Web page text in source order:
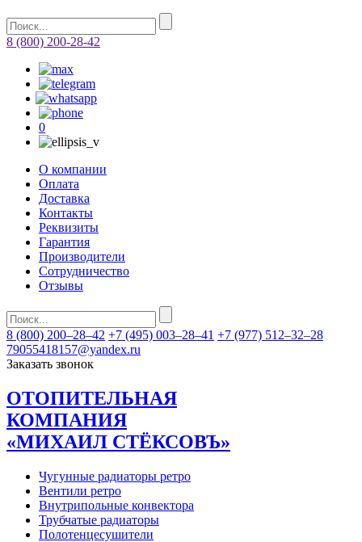
8 (800) 200-28-42
0
О компании
Оплата
Доставка
Контакты
Реквизиты
Гарантия
Производители
Сотрудничество
Отзывы
8 (800) 200–28–42 +7 (495) 003–28–41 +7 (977) 512–32–28
79055418157@yandex.ru
Заказать звонок
ОТОПИТЕЛЬНАЯ
КОМПАНИЯ
«МИХАИЛ СТЁКСОВЪ»
Чугунные радиаторы ретро
Вентили ретро
Внутрипольные конвектора
Трубчатые радиаторы
Полотенцесушители